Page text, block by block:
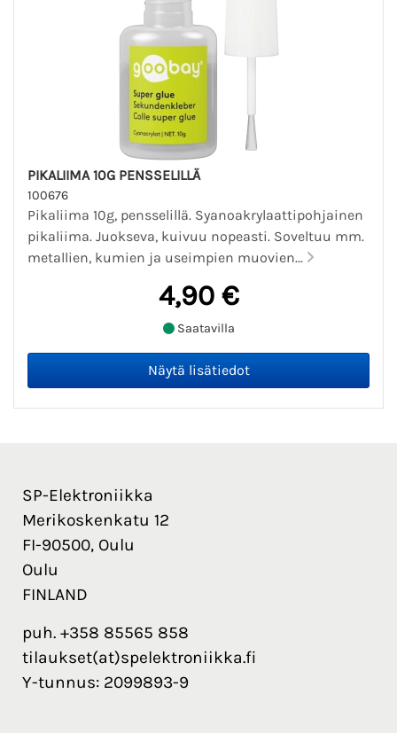
PIKALIIMA 10G PENSSELILLÄ
100676
Pikaliima 10g, pensselillä. Syanoakrylaattipohjainen
pikaliima. Juokseva, kuivuu nopeasti. Soveltuu mm.
metallien, kumien ja useimpien muovien...
4,90 €
Saatavilla
SP-Elektroniikka
Merikoskenkatu 12
FI-90500, Oulu
Oulu
FINLAND
puh. +358 85565 858
tilaukset(at)spelektroniikka.fi
Y-tunnus: 2099893-9